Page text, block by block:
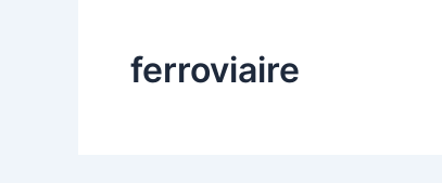
ferroviaire